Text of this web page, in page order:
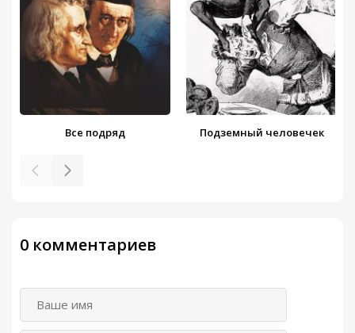
Все подряд Подземный человечек
0 комментариев